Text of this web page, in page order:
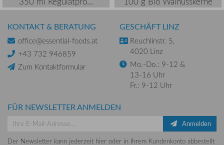
KONTAKT & BERATUNG
office@essential-foods.at
+43 732 946859
Zum Kontaktformular
GESCHÄFT LINZ
Reuchlinstr. 5,
4020 Linz
Mo.-Do.: 9-12 &
13-16 Uhr
Fr.: 9-12 Uhr
FÜR NEWSLETTER ANMELDEN
Anmelden
Der Newsletter kann jederzeit hier oder in Ihrem Kundenkonto abbestellt